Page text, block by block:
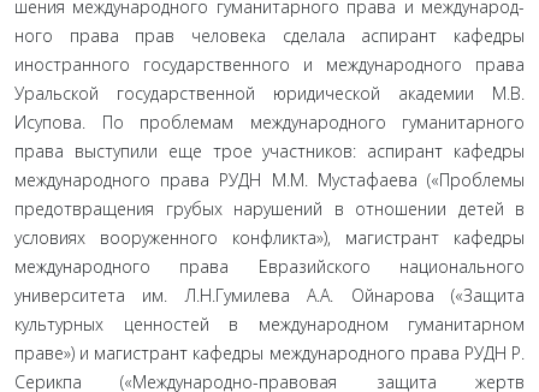
шения международного гуманитарного права и международ­
ного права прав человека сделала аспирант кафедры
иностран­ного государственного и международного права
Уральской государственной юридической академии М.В.
Исупова. По про­блемам международного гуманитарного
права выступили еще трое участников: аспирант кафедры
международного права РУДН М.М. Мустафаева («Проблемы
предотвращения грубых нарушений в отношении детей в
условиях вооруженного кон­фликта»), магистрант кафедры
международного права Евра­зийского национального
университета им. Л.Н.Гумилева А.А. Ойнарова («Защита
культурных ценностей в международном гуманитарном
праве») и магистрант кафедры международно­го права РУДН Р.
Серикпа («Международно-правовая защита жертв